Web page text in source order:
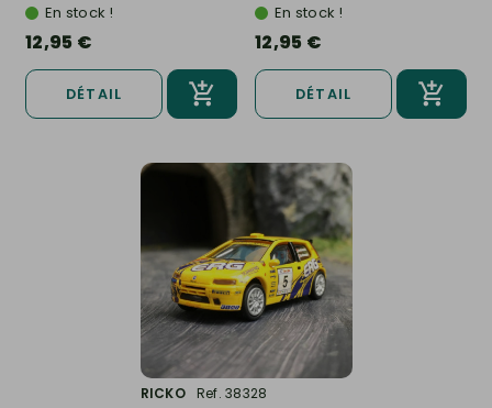
En stock !
12,95 €
DÉTAIL
En stock !
12,95 €
DÉTAIL
RICKO
Ref. 38328